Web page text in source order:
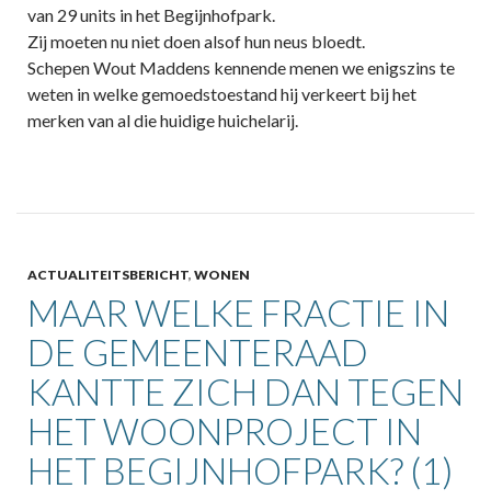
van 29 units in het Begijnhofpark.
Zij moeten nu niet doen alsof hun neus bloedt.
Schepen Wout Maddens kennende menen we enigszins te
weten in welke gemoedstoestand hij verkeert bij het
merken van al die huidige huichelarij.
ACTUALITEITSBERICHT, WONEN
MAAR WELKE FRACTIE IN
DE GEMEENTERAAD
KANTTE ZICH DAN TEGEN
HET WOONPROJECT IN
HET BEGIJNHOFPARK? (1)